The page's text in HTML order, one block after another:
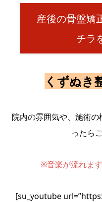
産後の骨盤矯
チラ
くずぬき
院内の雰囲気や、施術
ったら
※音楽が流れま
[su_youtube